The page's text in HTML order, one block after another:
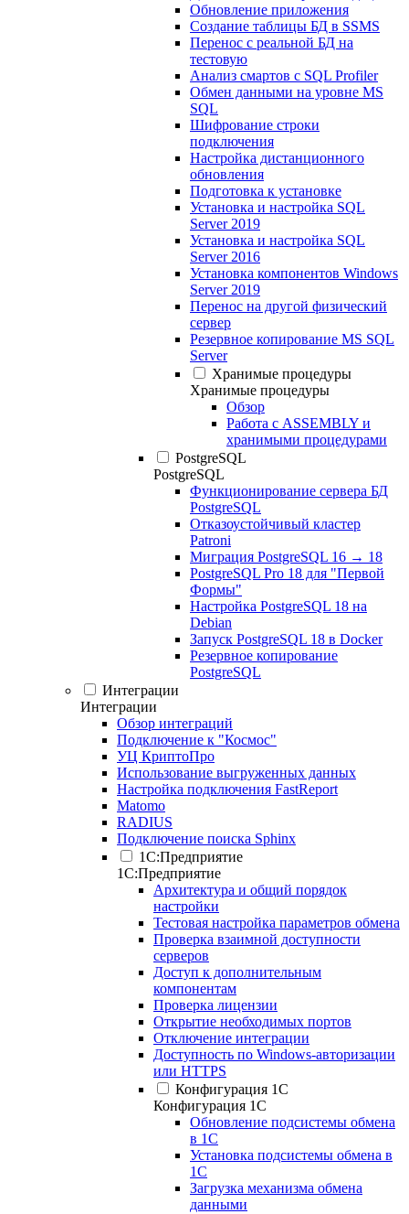
Обновление приложения
Создание таблицы БД в SSMS
Перенос с реальной БД на
тестовую
Анализ смартов с SQL Profiler
Обмен данными на уровне MS
SQL
Шифрование строки
подключения
Настройка дистанционного
обновления
Подготовка к установке
Установка и настройка SQL
Server 2019
Установка и настройка SQL
Server 2016
Установка компонентов Windows
Server 2019
Перенос на другой физический
сервер
Резервное копирование MS SQL
Server
Хранимые процедуры
Хранимые процедуры
Обзор
Работа с ASSEMBLY и
хранимыми процедурами
PostgreSQL
PostgreSQL
Функционирование сервера БД
PostgreSQL
Отказоустойчивый кластер
Patroni
Миграция PostgreSQL 16 → 18
PostgreSQL Pro 18 для "Первой
Формы"
Настройка PostgreSQL 18 на
Debian
Запуск PostgreSQL 18 в Docker
Резервное копирование
PostgreSQL
Интеграции
Интеграции
Обзор интеграций
Подключение к "Космос"
УЦ КриптоПро
Использование выгруженных данных
Настройка подключения FastReport
Matomo
RADIUS
Подключение поиска Sphinx
1С:Предприятие
1С:Предприятие
Архитектура и общий порядок
настройки
Тестовая настройка параметров обмена
Проверка взаимной доступности
серверов
Доступ к дополнительным
компонентам
Проверка лицензии
Открытие необходимых портов
Отключение интеграции
Доступность по Windows-авторизации
или HTTPS
Конфигурация 1С
Конфигурация 1С
Обновление подсистемы обмена
в 1С
Установка подсистемы обмена в
1С
Загрузка механизма обмена
данными